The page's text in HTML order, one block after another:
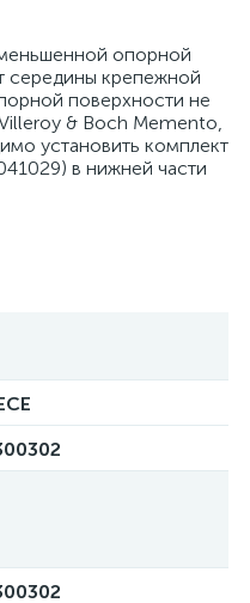
опорной
середины крепежной
поверхности не
& Boch Memento,
установить комплект
в нижней части